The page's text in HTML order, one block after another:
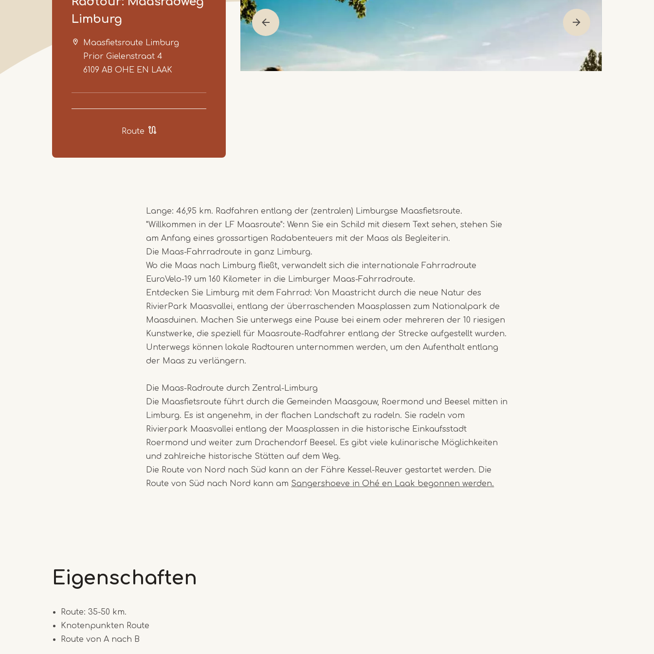
Limburg
Maasfietsroute Limburg
Prior Gielenstraat 4
6109 AB OHE EN LAAK
Route
Item
1
of
7
Lange: 46,95 km. Radfahren entlang der (zentralen) Limburgse Maasfietsroute.
"Willkommen in der LF Maasroute": Wenn Sie ein Schild mit diesem Text sehen, stehen Sie
am Anfang eines grossartigen Radabenteuers mit der Maas als Begleiterin.
Die Maas-Fahrradroute in ganz Limburg.
Wo die Maas nach Limburg fließt, verwandelt sich die internationale Fahrradroute
EuroVelo-19 um 160 Kilometer in die Limburger Maas-Fahrradroute.
Entdecken Sie Limburg mit dem Fahrrad: Von Maastricht durch die neue Natur des
RivierPark Maasvallei, entlang der überraschenden Maasplassen zum Nationalpark de
Maasduinen. Machen Sie unterwegs eine Pause bei einem oder mehreren der 10 riesigen
Kunstwerke, die speziell für Maasroute-Radfahrer entlang der Strecke aufgestellt wurden.
Unterwegs können lokale Radtouren unternommen werden, um den Aufenthalt entlang
der Maas zu verlängern.
Die Maas-Radroute durch Zentral-Limburg
Die Maasfietsroute führt durch die Gemeinden Maasgouw, Roermond und Beesel mitten in
Limburg. Es ist angenehm, in der flachen Landschaft zu radeln. Sie radeln vom
Rivierpark Maasvallei entlang der Maasplassen in die historische Einkaufsstadt
Roermond und weiter zum Drachendorf Beesel. Es gibt viele kulinarische Möglichkeiten
und zahlreiche historische Stätten auf dem Weg.
Die Route von Nord nach Süd kann an der Fähre Kessel-Reuver gestartet werden. Die
Route von Süd nach Nord kann am Sangershoeve in Ohé en Laak begonnen werden.
Eigenschaften
Route: 35-50 km.
Knotenpunkten Route
Route von A nach B